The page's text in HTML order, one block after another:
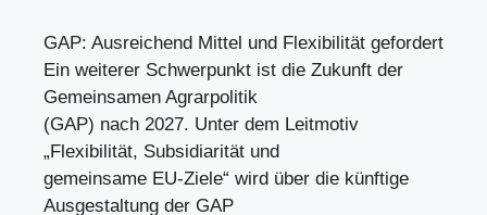
GAP: Ausreichend Mittel und Flexibilität gefordert
Ein weiterer Schwerpunkt ist die Zukunft der
Gemeinsamen Agrarpolitik
(GAP) nach 2027. Unter dem Leitmotiv
„Flexibilität, Subsidiarität und
gemeinsame EU-Ziele“ wird über die künftige
Ausgestaltung der GAP